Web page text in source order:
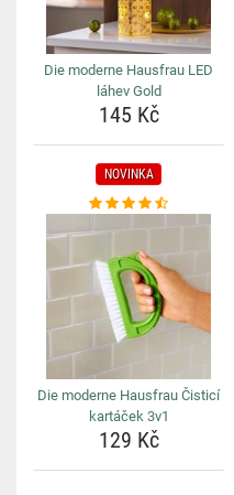
Die moderne Hausfrau LED
láhev Gold
145 Kč
NOVINKA
Die moderne Hausfrau Čisticí
kartáček 3v1
129 Kč